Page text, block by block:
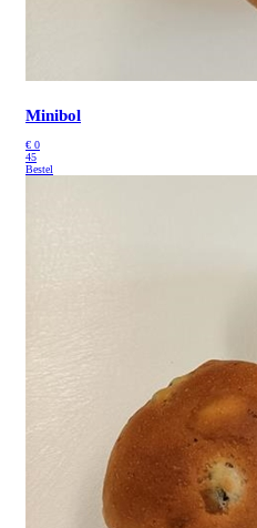
Minibol
€ 0
45
Bestel